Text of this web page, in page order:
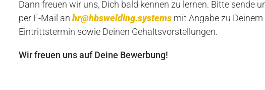
Dann freuen wir uns, Dich bald kennen zu lernen. Bitte sende
per E-Mail an hr@hbswelding.systemsmit Angabe zu
Eintrittstermin sowie Deinen Gehaltsvorstellungen.
Wir freuen uns auf Deine Bewerbung!